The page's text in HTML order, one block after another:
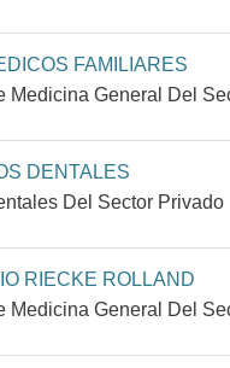
FAMILIARES
Medicina General Del
DENTALES
Del Sector Privado
RIECKE ROLLAND
Medicina General Del